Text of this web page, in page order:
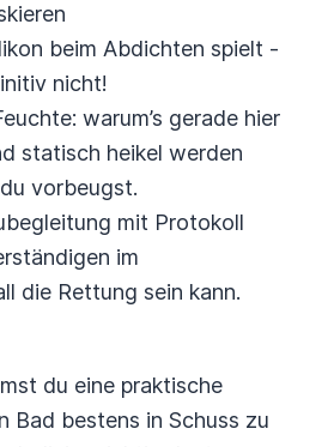
beim Abdichten spielt -
nicht!
warum’s gerade hier
statisch heikel werden
vorbeugst.
mit Protokoll
im
die Rettung sein kann.
du eine praktische
Bad bestens in Schuss zu